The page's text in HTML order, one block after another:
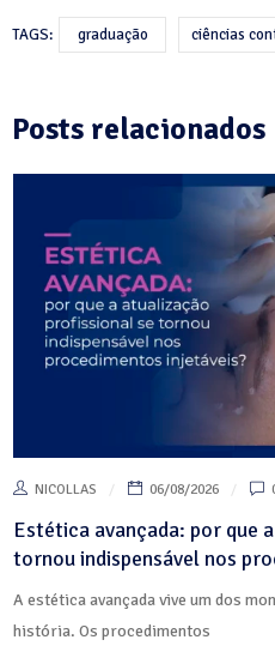
TAGS: graduação ciências
Posts relacionados
NICOLLAS 06/08/2026
Estética avançada: por que
tornou indispensável nos
A estética avançada vive um dos
história. Os procedimentos